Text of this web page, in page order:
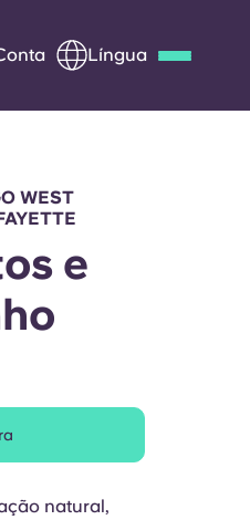
Língua
Apply Now
Yugo
WEST
e
natural,